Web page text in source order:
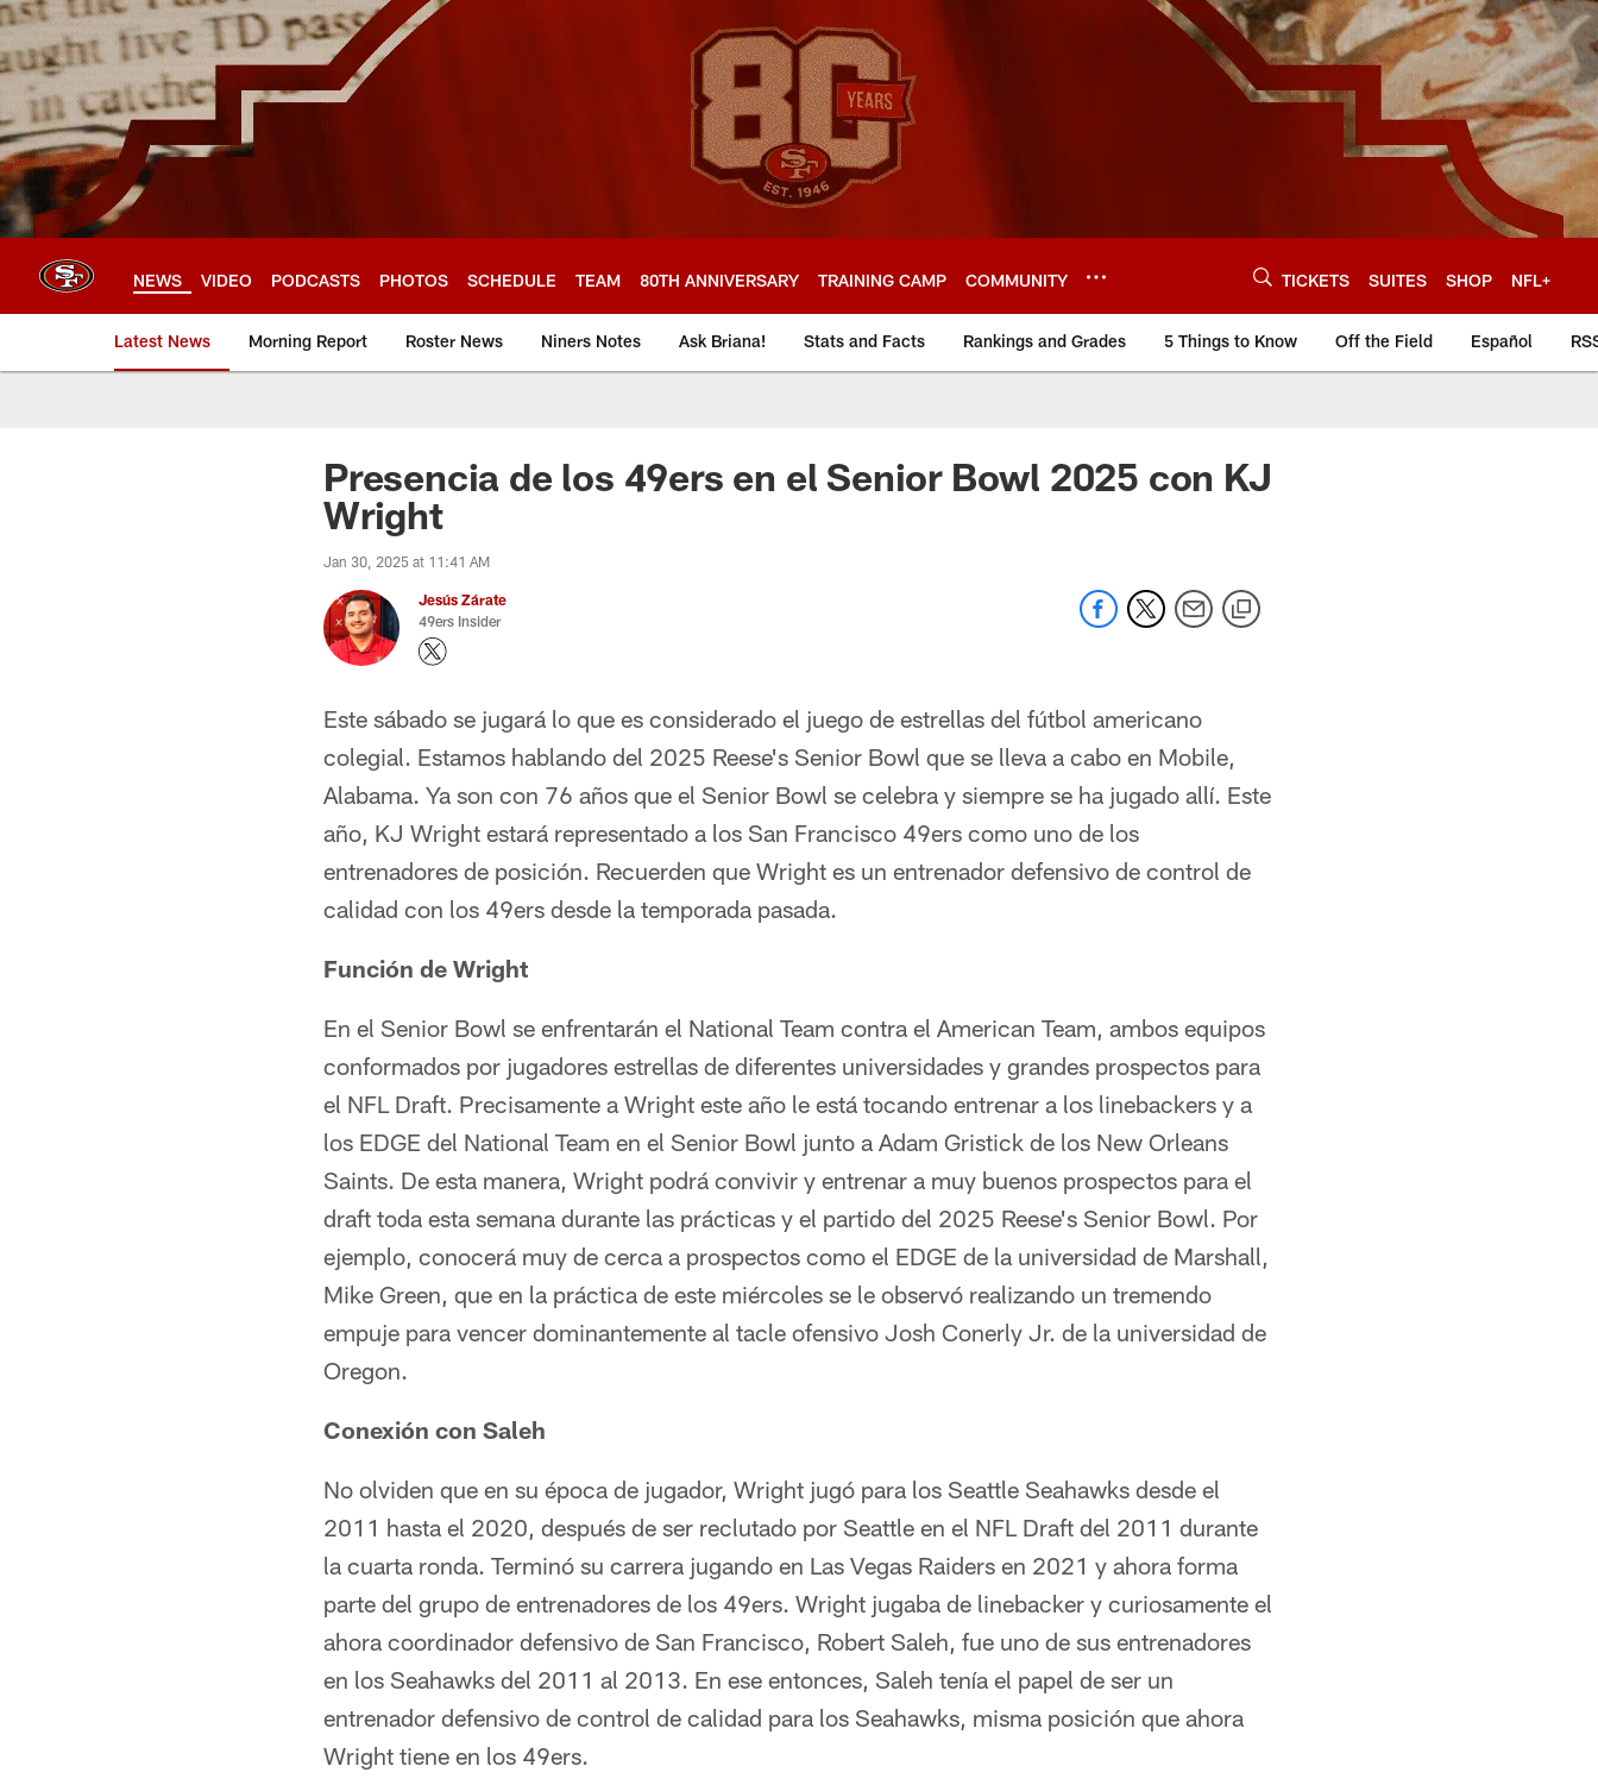
Skip
to
main
content
NEWS VIDEO PODCASTS PHOTOS SCHEDULE TEAM 80TH ANNIVERSARY TRAINING CAMP COMMUNITY TICKETS SUITES SHOP NFL+
Latest News Morning Report Roster News Niners Notes Ask Briana! Stats and Facts Rankings and Grades 5 Things to Know Off the Field Español
Presencia de los 49ers en el Senior Bowl 2025 con KJ
Wright
Jan 30, 2025 at 11:41 AM
Jesús Zárate
49ers Insider
Este sábado se jugará lo que es considerado el juego de estrellas del fútbol americano
colegial. Estamos hablando del 2025 Reese's Senior Bowl que se lleva a cabo en Mobile,
Alabama. Ya son con 76 años que el Senior Bowl se celebra y siempre se ha jugado allí. Este
año, KJ Wright estará representado a los San Francisco 49ers como uno de los
entrenadores de posición. Recuerden que Wright es un entrenador defensivo de control de
calidad con los 49ers desde la temporada pasada.
Función de Wright
En el Senior Bowl se enfrentarán el National Team contra el American Team, ambos equipos
conformados por jugadores estrellas de diferentes universidades y grandes prospectos para
el NFL Draft. Precisamente a Wright este año le está tocando entrenar a los linebackers y a
los EDGE del National Team en el Senior Bowl junto a Adam Gristick de los New Orleans
Saints. De esta manera, Wright podrá convivir y entrenar a muy buenos prospectos para el
draft toda esta semana durante las prácticas y el partido del 2025 Reese's Senior Bowl. Por
ejemplo, conocerá muy de cerca a prospectos como el EDGE de la universidad de Marshall,
Mike Green, que en la práctica de este miércoles se le observó realizando un tremendo
empuje para vencer dominantemente al tacle ofensivo Josh Conerly Jr. de la universidad de
Oregon.
Conexión con Saleh
No olviden que en su época de jugador, Wright jugó para los Seattle Seahawks desde el
2011 hasta el 2020, después de ser reclutado por Seattle en el NFL Draft del 2011 durante
la cuarta ronda. Terminó su carrera jugando en Las Vegas Raiders en 2021 y ahora forma
parte del grupo de entrenadores de los 49ers. Wright jugaba de linebacker y curiosamente el
ahora coordinador defensivo de San Francisco, Robert Saleh, fue uno de sus entrenadores
en los Seahawks del 2011 al 2013. En ese entonces, Saleh tenía el papel de ser un
entrenador defensivo de control de calidad para los Seahawks, misma posición que ahora
Wright tiene en los 49ers.